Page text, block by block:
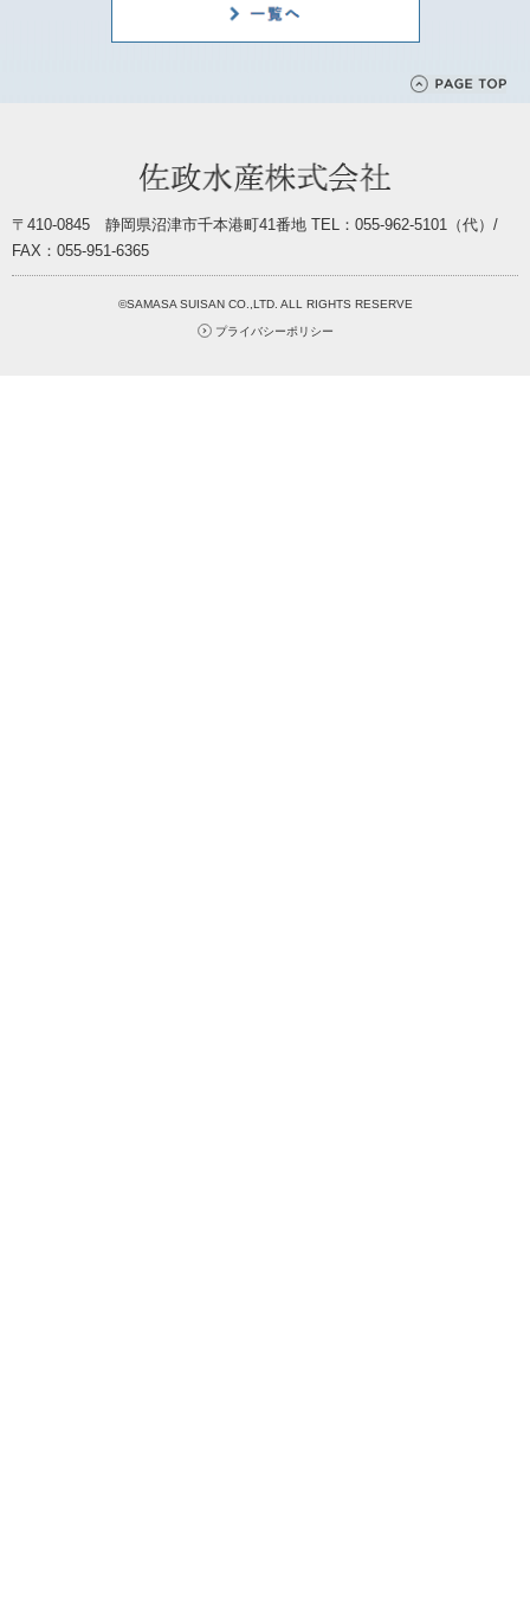
〒410-0845 静岡県沼津市千本港町41番地 TEL：055-962-5101（代）/
FAX：055-951-6365
©SAMASA SUISAN CO.,LTD. ALL RIGHTS RESERVE
プライバシーポリシー